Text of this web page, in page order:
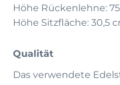
Höhe Rückenlehne:
Höhe Sitzfläche: 30,5
Qualität
Das verwendete